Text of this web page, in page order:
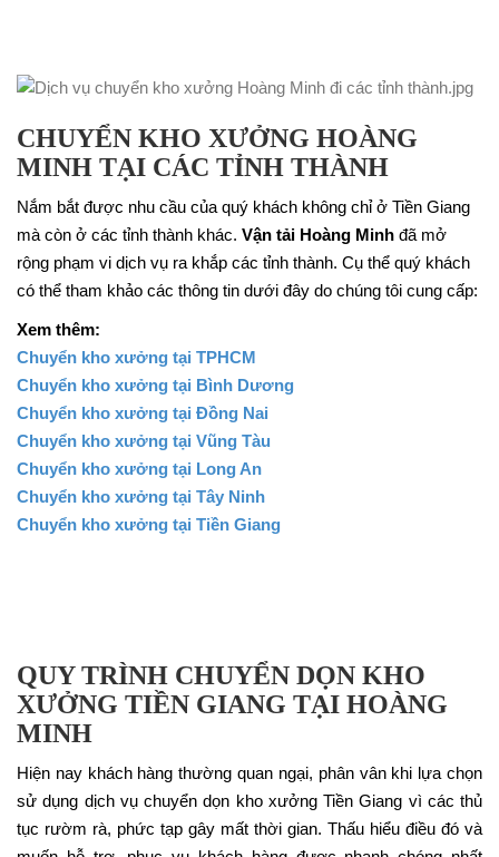
CHUYỂN KHO XƯỞNG HOÀNG
MINH TẠI CÁC TỈNH THÀNH
Nắm bắt được nhu cầu của quý khách không chỉ ở Tiền Giang
mà còn ở các tỉnh thành khác. Vận tải Hoàng Minh đã mở
rộng phạm vi dịch vụ ra khắp các tỉnh thành. Cụ thể quý khách
có thể tham khảo các thông tin dưới đây do chúng tôi cung cấp:
Xem thêm:
Chuyển kho xưởng tại TPHCM
Chuyển kho xưởng tại Bình Dương
Chuyển kho xưởng tại Đồng Nai
Chuyển kho xưởng tại Vũng Tàu
Chuyển kho xưởng tại Long An
Chuyển kho xưởng tại Tây Ninh
Chuyển kho xưởng tại Tiền Giang
QUY TRÌNH CHUYỂN DỌN KHO
XƯỞNG TIỀN GIANG TẠI HOÀNG
MINH
Hiện nay khách hàng thường quan ngại, phân vân khi lựa chọn
sử dụng dịch vụ chuyển dọn kho xưởng Tiền Giang vì các thủ
tục rườm rà, phức tạp gây mất thời gian. Thấu hiểu điều đó và